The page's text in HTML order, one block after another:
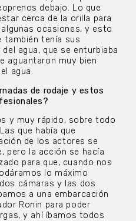
debajo. Lo que
cerca de la orilla para
ocasiones, y esto
también tenía sus
agua, que se enturbiaba
aguantaron muy bien
agua.
de rodaje y estos
y muy rápido, sobre todo
que había que
de los actores se
pero la acción se hacía
para que, cuando nos
lo máximo
cámaras y las dos
a una embarcación
Ronin para poder
y ahí íbamos todos